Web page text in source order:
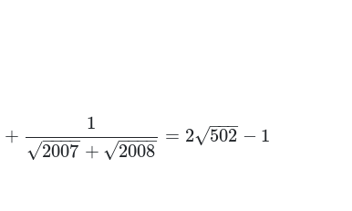
+
1
2007
− −
−−
√ + 2008
− −
−−
√
= 2 502
−−
−
√ − 1
+2008=2502−1